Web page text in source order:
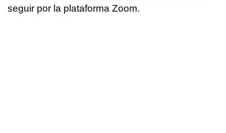
seguir por la plataforma Zoom.